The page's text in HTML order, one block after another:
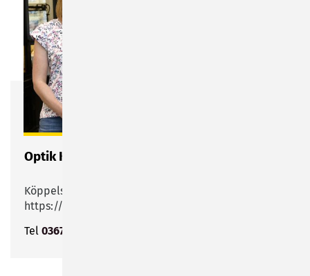
Optik Kiesewetter
Köppelsdorfer Straße 15
https://optik-kiesewetter.business.site/
Tel 03675 743406